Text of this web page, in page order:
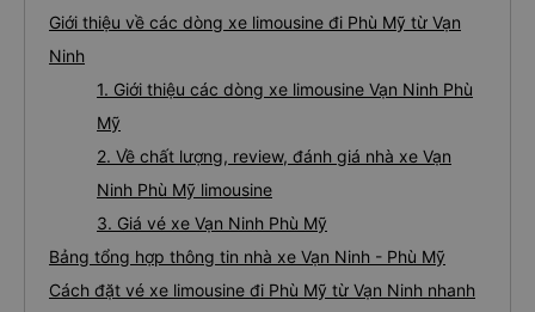
Giới thiệu về các dòng xe limousine đi Phù Mỹ từ Vạn
Ninh
1. Giới thiệu các dòng xe limousine Vạn Ninh Phù
Mỹ
2. Về chất lượng, review, đánh giá nhà xe Vạn
Ninh Phù Mỹ limousine
3. Giá vé xe Vạn Ninh Phù Mỹ
Bảng tổng hợp thông tin nhà xe Vạn Ninh - Phù Mỹ
Cách đặt vé xe limousine đi Phù Mỹ từ Vạn Ninh nhanh